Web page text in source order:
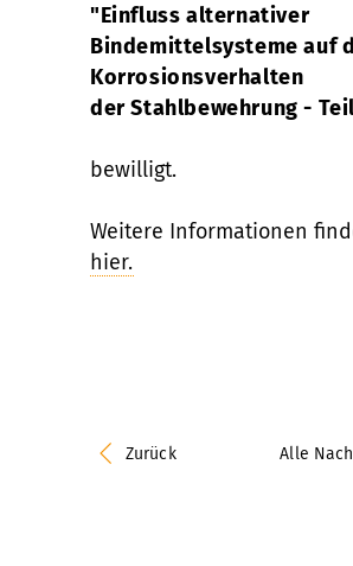
"Einfluss alternativer
Bindemittelsysteme auf
Korrosionsverhalten
der Stahlbewehrung -
bewilligt.
Weitere Informationen
hier.
Zurück Alle